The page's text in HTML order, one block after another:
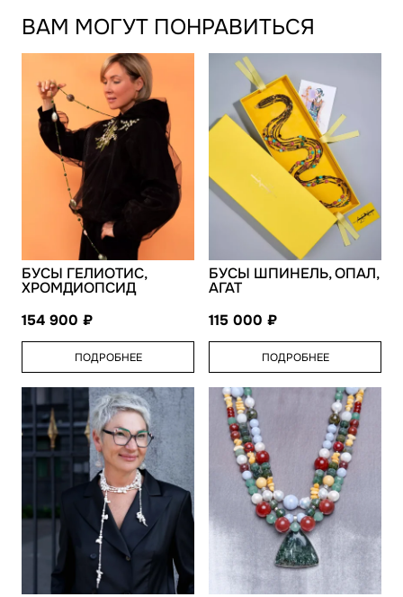
ВАМ МОГУТ ПОНРАВИТЬСЯ
БУСЫ ГЕЛИОТИС,
ХРОМДИОПСИД
154 900
ПОДРОБНЕЕ
БУСЫ ШПИНЕЛЬ, ОПАЛ,
АГАТ
115 000
ПОДРОБНЕЕ